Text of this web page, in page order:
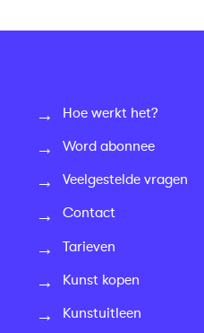
Hoe werkt het?
Word abonnee
Veelgestelde vragen
Contact
Tarieven
Kunst kopen
Kunstuitleen